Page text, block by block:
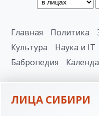
Главная Политика
Культура
Наука и IT
Бабропедия
ЛИЦА СИБИРИ